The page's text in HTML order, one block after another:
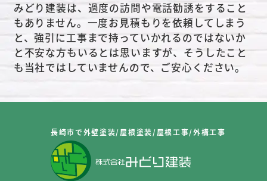
みどり建装は、過度の訪問や電話勧誘をすること
もありません。一度お見積もりを依頼してしまう
と、強引に工事まで持っていかれるのではないか
と不安な方もいるとは思いますが、そうしたこと
も当社ではしていませんので、ご安心ください。
長崎市で外壁塗装/屋根塗装/屋根工事/外構工事